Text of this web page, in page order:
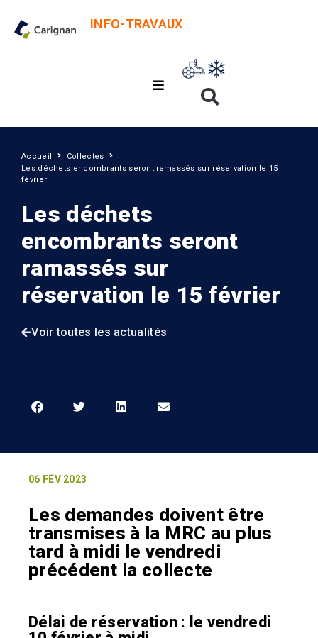
INFO-TRAVAUX
Accueil
Collectes
Les déchets encombrants seront ramassés sur réservation le 15
février
Les déchets
encombrants seront
ramassés sur
réservation le 15 février
Voir toutes les actualités
06 FÉV 2023
Les demandes doivent être
transmises à la MRC au plus
tard à midi le vendredi
précédent la collecte
Délai de réservation : le vendredi